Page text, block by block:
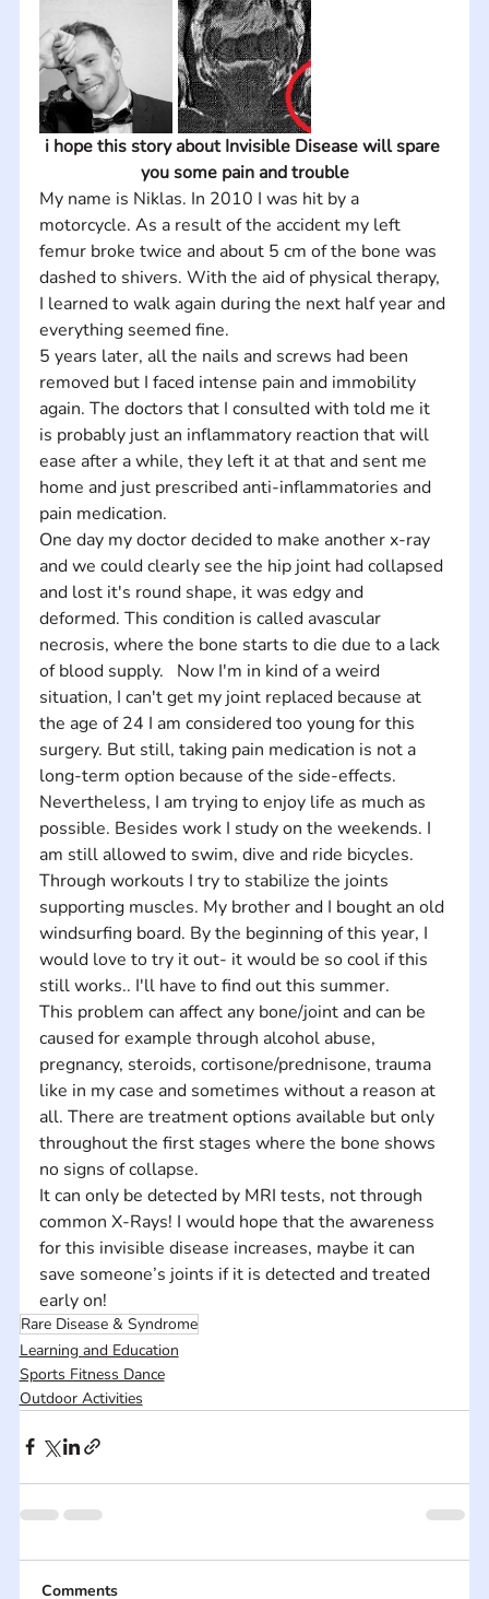
i hope this story about Invisible Disease will spare
you some pain and trouble
My name is Niklas. In 2010 I was hit by a
motorcycle. As a result of the accident my left
femur broke twice and about 5 cm of the bone was
dashed to shivers. With the aid of physical therapy,
I learned to walk again during the next half year and
everything seemed fine.
5 years later, all the nails and screws had been
removed but I faced intense pain and immobility
again. The doctors that I consulted with told me it
is probably just an inflammatory reaction that will
ease after a while, they left it at that and sent me
home and just prescribed anti-inflammatories and
pain medication.
One day my doctor decided to make another x-ray
and we could clearly see the hip joint had collapsed
and lost it's round shape, it was edgy and
deformed. This condition is called avascular
necrosis, where the bone starts to die due to a lack
of blood supply.   Now I'm in kind of a weird
situation, I can't get my joint replaced because at
the age of 24 I am considered too young for this
surgery. But still, taking pain medication is not a
long-term option because of the side-effects.
Nevertheless, I am trying to enjoy life as much as
possible. Besides work I study on the weekends. I
am still allowed to swim, dive and ride bicycles.
Through workouts I try to stabilize the joints
supporting muscles. My brother and I bought an old
windsurfing board. By the beginning of this year, I
would love to try it out- it would be so cool if this
still works.. I'll have to find out this summer.
This problem can affect any bone/joint and can be
caused for example through alcohol abuse,
pregnancy, steroids, cortisone/prednisone, trauma
like in my case and sometimes without a reason at
all. There are treatment options available but only
throughout the first stages where the bone shows
no signs of collapse.
It can only be detected by MRI tests, not through
common X-Rays! I would hope that the awareness
for this invisible disease increases, maybe it can
save someone’s joints if it is detected and treated
early on!
Rare Disease & Syndrome
Learning and Education
Sports Fitness Dance
Outdoor Activities
Comments